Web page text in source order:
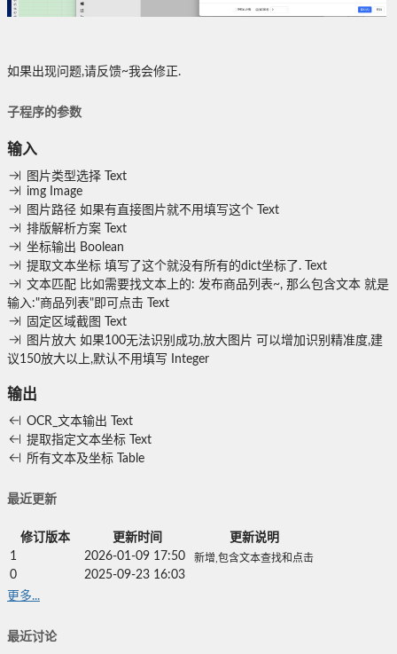
如果出现问题,请反馈~我会修正.
子程序的参数
输入
图片类型选择
Text
img
Image
图片路径 如果有直接图片就不用填写这个
Text
排版解析方案
Text
坐标输出 Boolean
提取文本坐标 填写了这个就没有所有的dict坐标了.
Text
文本匹配 比如需要找文本上的: 发布商品列表~, 那么包含文本 就是
输入:"商品列表"即可点击
Text
固定区域截图
Text
图片放大 如果100无法识别成功,放大图片 可以增加识别精准度,建
议150放大以上,默认不用填写
Integer
输出
OCR_文本输出
Text
提取指定文本坐标
Text
所有文本及坐标
Table
最近更新
修订版本 更新时间
更新说明
1
2026-01-09 17:50 新增,包含文本查找和点击
0
2025-09-23 16:03
更多...
最近讨论